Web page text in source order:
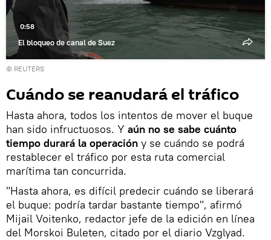
El bloqueo de canal de Suez
0:58
© REUTERS
Cuándo se reanudará el tráfico
Hasta ahora, todos los intentos de mover el buque
han sido infructuosos. Y aún no se sabe cuánto
tiempo durará la operación y se cuándo se podrá
restablecer el tráfico por esta ruta comercial
marítima tan concurrida.
"Hasta ahora, es difícil predecir cuándo se liberará
el buque: podría tardar bastante tiempo", afirmó
Mijail Voitenko, redactor jefe de la edición en línea
del Morskoi Buleten, citado por el diario Vzglyad.